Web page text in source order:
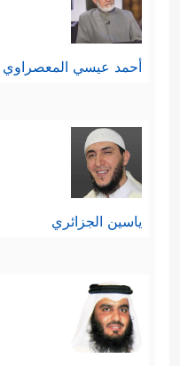
أحمد عيسي المعصراوي
ياسين الجزائري